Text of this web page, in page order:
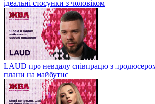
ідеальні стосунки з чоловіком
LAUD про невдалу співпрацю з
плани на майбутнє